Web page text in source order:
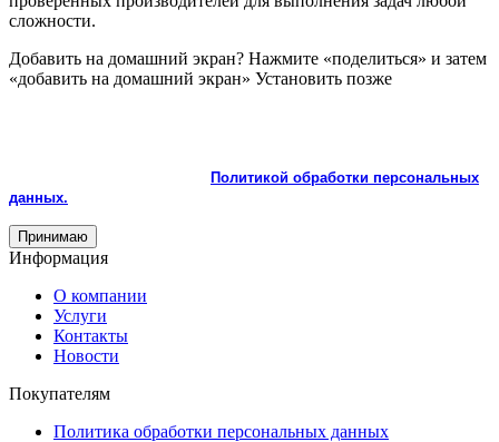
сложности.
Добавить на домашний экран? Нажмите «поделиться» и затем
«добавить на домашний экран» Установить позже
Политикой обработки персональных
данных.
Принимаю
Информация
О компании
Услуги
Контакты
Новости
Покупателям
Политика обработки персональных данных